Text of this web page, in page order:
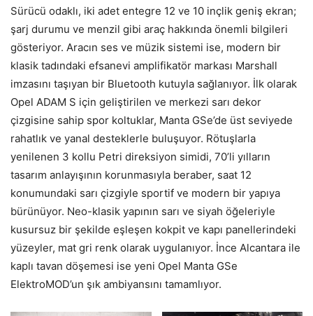
Sürücü odaklı, iki adet entegre 12 ve 10 inçlik geniş ekran;
şarj durumu ve menzil gibi araç hakkında önemli bilgileri
gösteriyor. Aracın ses ve müzik sistemi ise, modern bir
klasik tadındaki efsanevi amplifikatör markası Marshall
imzasını taşıyan bir Bluetooth kutuyla sağlanıyor. İlk olarak
Opel ADAM S için geliştirilen ve merkezi sarı dekor
çizgisine sahip spor koltuklar, Manta GSe’de üst seviyede
rahatlık ve yanal desteklerle buluşuyor. Rötuşlarla
yenilenen 3 kollu Petri direksiyon simidi, 70’li yılların
tasarım anlayışının korunmasıyla beraber, saat 12
konumundaki sarı çizgiyle sportif ve modern bir yapıya
bürünüyor. Neo-klasik yapının sarı ve siyah öğeleriyle
kusursuz bir şekilde eşleşen kokpit ve kapı panellerindeki
yüzeyler, mat gri renk olarak uygulanıyor. İnce Alcantara ile
kaplı tavan döşemesi ise yeni Opel Manta GSe
ElektroMOD’un şık ambiyansını tamamlıyor.